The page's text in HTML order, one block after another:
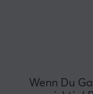
Wenn Du